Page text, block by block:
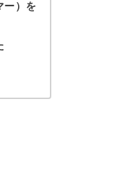
ー）を